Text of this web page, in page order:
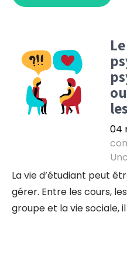
04
La vie d’étudiant peut
gérer. Entre les cours,
groupe et la vie sociale,